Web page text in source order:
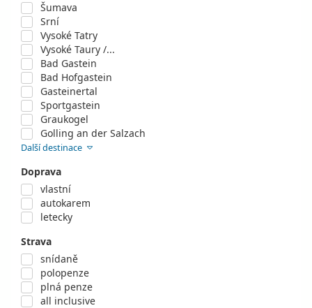
Šumava
Srní
Vysoké Tatry
Vysoké Taury /...
Bad Gastein
Bad Hofgastein
Gasteinertal
Sportgastein
Graukogel
Golling an der Salzach
Další destinace
Doprava
vlastní
autokarem
letecky
Strava
snídaně
polopenze
plná penze
all inclusive